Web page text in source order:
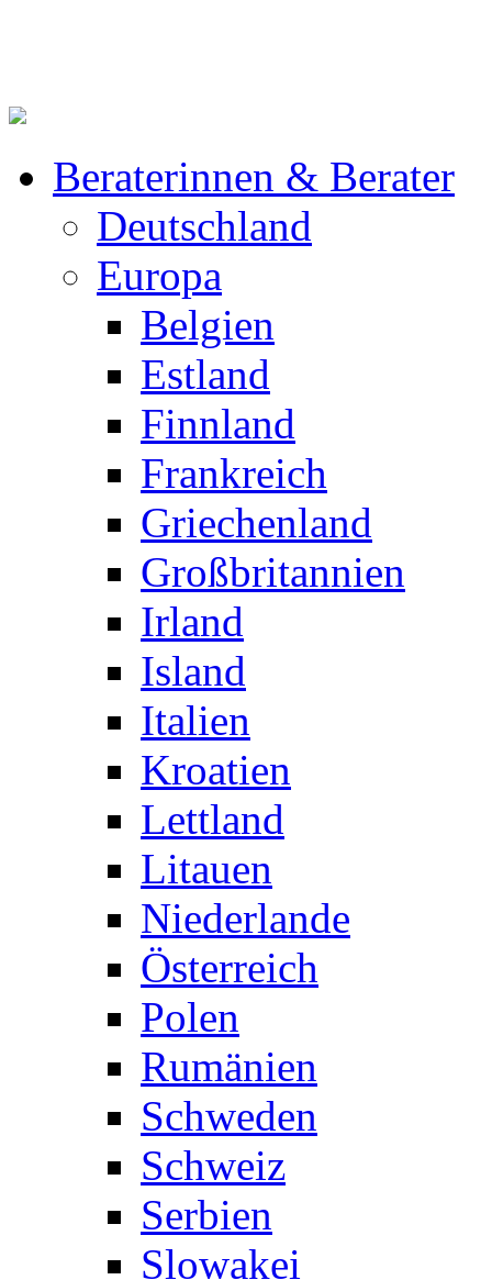
Beraterinnen & Berater
Deutschland
Europa
Belgien
Estland
Finnland
Frankreich
Griechenland
Großbritannien
Irland
Island
Italien
Kroatien
Lettland
Litauen
Niederlande
Österreich
Polen
Rumänien
Schweden
Schweiz
Serbien
Slowakei